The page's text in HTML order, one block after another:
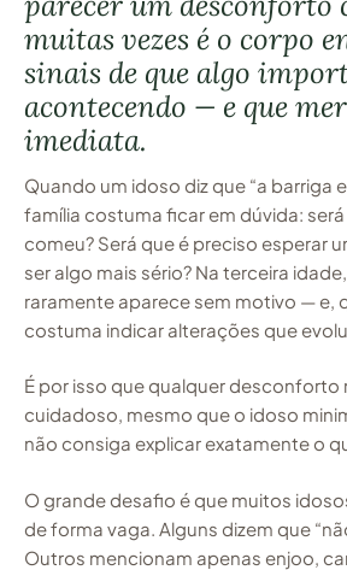
muitas vezes é o corpo
sinais de que algo
acontecendo — e que
imediata.
Quando um idoso diz que “a barriga
família costuma ficar em dúvida:
comeu? Será que é preciso esperar
ser algo mais sério? Na terceira
raramente aparece sem motivo — e,
costuma indicar alterações que
É por isso que qualquer desconforto
cuidadoso, mesmo que o idoso
não consiga explicar exatamente o
O grande desafio é que muitos
de forma vaga. Alguns dizem que
Outros mencionam apenas enjoo,